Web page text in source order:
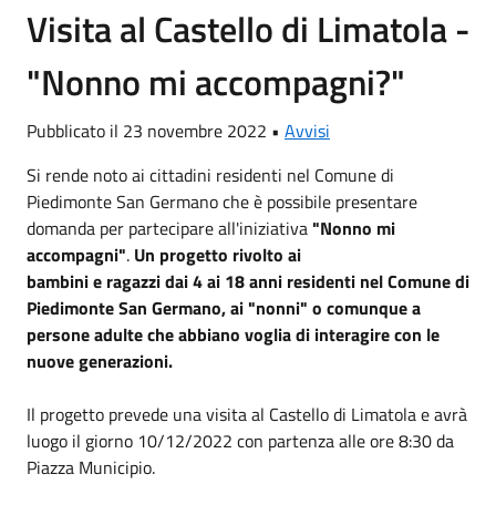
Visita al Castello di Limatola -
"Nonno mi accompagni?"
Pubblicato il 23 novembre 2022 • Avvisi
Si rende noto ai cittadini residenti nel Comune di
Piedimonte San Germano che è possibile presentare
domanda per partecipare all'iniziativa"Nonno mi
accompagni". Un progetto rivolto ai
bambini e ragazzi dai 4 ai 18 anni residenti nel Comune di
Piedimonte San Germano, ai "nonni" o comunque a
persone adulte che abbiano voglia di interagire con le
nuove generazioni.
Il progetto prevede una visita al Castello di Limatola e avrà
luogo il giorno 10/12/2022 con partenza alle ore 8:30 da
Piazza Municipio.